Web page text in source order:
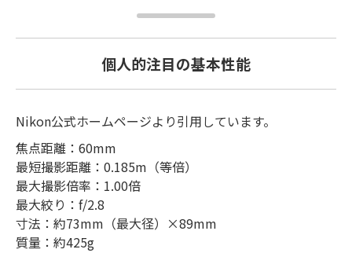
個人的注目の基本性能
Nikon公式ホームページより引用しています。
焦点距離：60mm
最短撮影距離：0.185m（等倍）
最大撮影倍率：1.00倍
最大絞り：f/2.8
寸法：約73mm（最大径）×89mm
質量：約425g